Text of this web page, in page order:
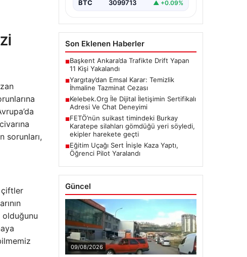
sorunları,
çiftler
olduğunu
BTC 3099713 ▲ +0.09%
Son Eklenen Haberler
■Başkent Ankara’da Trafikte Drift Yapan
11 Kişi Yakalandı
■Yargıtay’dan Emsal Karar: Temizlik
İhmaline Tazminat Cezası
■Kelebek.Org İle Dijital İletişimin Sertifikalı
Adresi Ve Chat Deneyimi
■FETÖ’nün suikast timindeki Burkay
Karatepe silahları gömdüğü yeri söyledi,
ekipler harekete geçti
■Eğitim Uçağı Sert İnişle Kaza Yaptı,
Öğrenci Pilot Yaralandı
Güncel
09/08/2026